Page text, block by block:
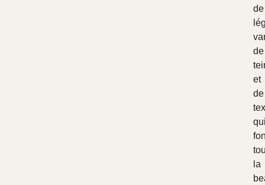
de
de
et
de
la